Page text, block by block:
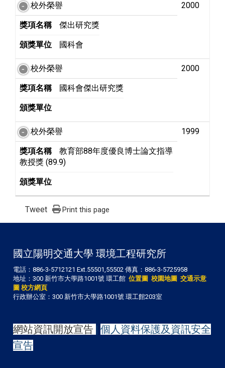
校外榮譽 2000
獎項名稱 傑出研究獎
頒獎單位 國科會
校外榮譽 2000
獎項名稱 國科會傑出研究獎
頒獎單位
校外榮譽 1999
獎項名稱
教育部88年度優良博士論文指導
教授獎 (89.9)
頒獎單位
Tweet Print this page
國立陽明交通大學 環境工程研究所
電話：886-3-5712121 Ext.55501,55502 傳真：886-3-5725958
地址：300 新竹市大學路1001號 環工館 位置圖 校園地圖 交通示意
圖 校方網頁
行政辦公室：300 新竹市大學路1001號 環工館203室
網站資訊開放宣告
個人資料保護及資訊安全
宣告